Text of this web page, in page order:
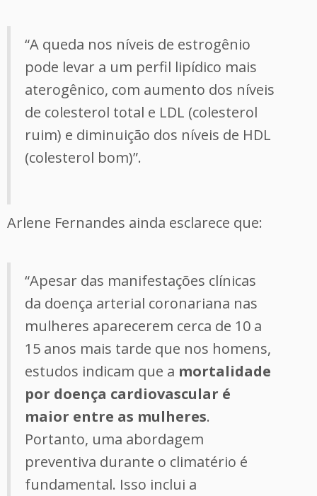
“A queda nos níveis de estrogênio
pode levar a um perfil lipídico mais
aterogênico, com aumento dos níveis
de colesterol total e LDL (colesterol
ruim) e diminuição dos níveis de HDL
(colesterol bom)”.
Arlene Fernandes ainda esclarece que:
“Apesar das manifestações clínicas
da doença arterial coronariana nas
mulheres aparecerem cerca de 10 a
15 anos mais tarde que nos homens,
estudos indicam que a mortalidade
por doença cardiovascular é
maior entre as mulheres.
Portanto, uma abordagem
preventiva durante o climatério é
fundamental. Isso inclui a